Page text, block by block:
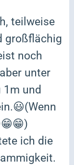
teilweise
großflächig
noch
unter
1m und
😃(Wenn
)
ich die